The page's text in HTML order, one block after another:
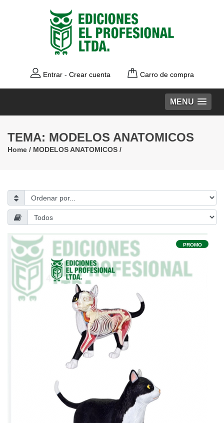
Entrar - Crear cuenta Carro de compra
MENU
TEMA: MODELOS ANATOMICOS
Home / MODELOS ANATOMICOS /
PROMO